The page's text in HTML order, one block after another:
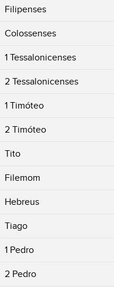
Filipenses
Colossenses
1 Tessalonicenses
2 Tessalonicenses
1 Timóteo
2 Timóteo
Tito
Filemom
Hebreus
Tiago
1 Pedro
2 Pedro